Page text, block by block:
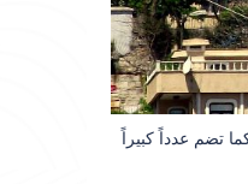
تضم عدداً كبيراً